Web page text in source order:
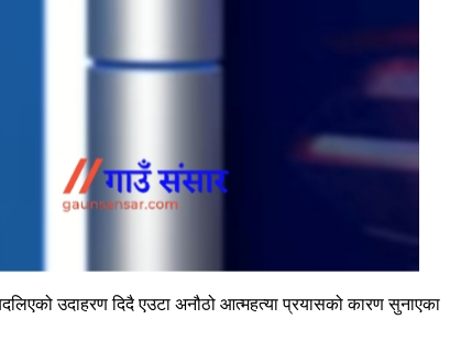
उदाहरण दिदै एउटा अनौठो आत्महत्या प्रयासको कारण सुनाएका